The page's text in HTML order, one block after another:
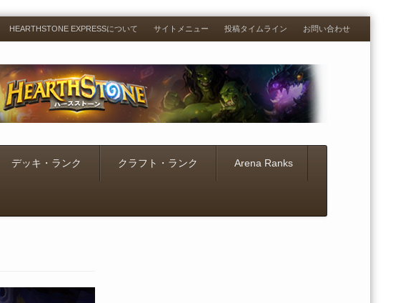
Menu
Skip
to
HEARTHSTONE EXPRESSについて サイトメニュー 投稿タイムライン お問い合わせ
デッキ・ランク クラフト・ランク Arena Ranks